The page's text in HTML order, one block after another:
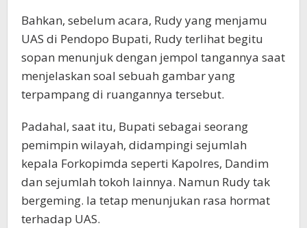
Bahkan, sebelum acara, Rudy yang menjamu
UAS di Pendopo Bupati, Rudy terlihat begitu
sopan menunjuk dengan jempol tangannya saat
menjelaskan soal sebuah gambar yang
terpampang di ruangannya tersebut.
Padahal, saat itu, Bupati sebagai seorang
pemimpin wilayah, didampingi sejumlah
kepala Forkopimda seperti Kapolres, Dandim
dan sejumlah tokoh lainnya. Namun Rudy tak
bergeming. Ia tetap menunjukan rasa hormat
terhadap UAS.